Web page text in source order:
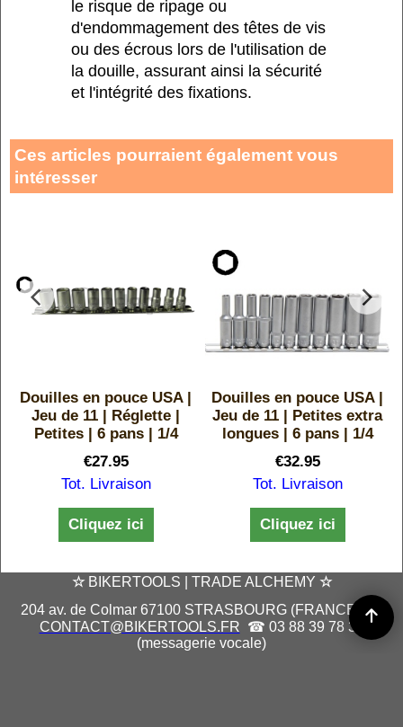
le risque de ripage ou
d'endommagement des têtes de vis
ou des écrous lors de l'utilisation de
la douille, assurant ainsi la sécurité
et l'intégrité des fixations.
Ces articles pourraient également vous
intéresser
Douilles en pouce USA |
Jeu de 11 | Réglette |
Petites | 6 pans | 1/4
€27.95
Tot. Livraison
Cliquez ici
Douilles en pouce USA |
Jeu de 11 | Petites extra
longues | 6 pans | 1/4
€32.95
Tot. Livraison
Cliquez ici
☆BIKERTOOLS | TRADE ALCHEMY ☆
204 av. de Colmar 67100 STRASBOURG (FRANCE) | ✉
CONTACT@BIKERTOOLS.FR ☎ 03 88 39 78 37
(messagerie vocale)